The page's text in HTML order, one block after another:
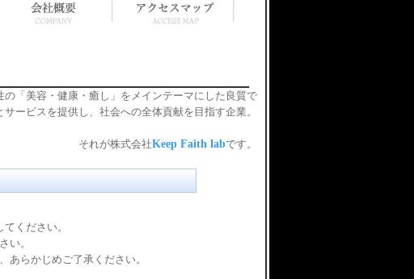
「美容・健康・癒し」をメインテーマにした良質で
ービスを提供し、社会への全体貢献を目指す企業。
それが株式会社Keep Faith labです。
ください。
い。
あらかじめご了承ください。